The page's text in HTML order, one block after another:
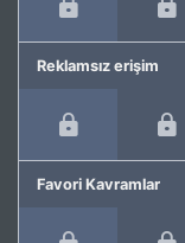
Reklamsız erişim
Favori Kavramlar